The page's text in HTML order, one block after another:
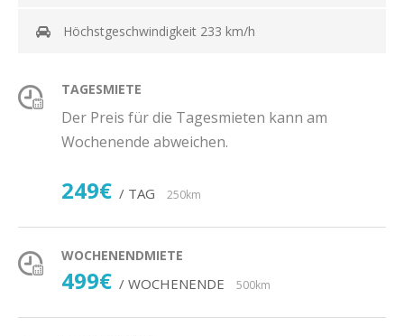
Höchstgeschwindigkeit 233 km/h
TAGESMIETE
Der Preis für die Tagesmieten kann am
Wochenende abweichen.
249€ / TAG 250km
WOCHENENDMIETE
499€ / WOCHENENDE 500km